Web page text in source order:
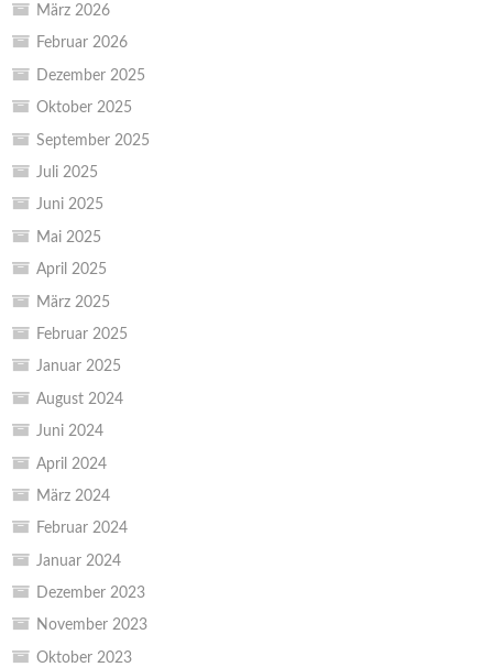
März 2026
Februar 2026
Dezember 2025
Oktober 2025
September 2025
Juli 2025
Juni 2025
Mai 2025
April 2025
März 2025
Februar 2025
Januar 2025
August 2024
Juni 2024
April 2024
März 2024
Februar 2024
Januar 2024
Dezember 2023
November 2023
Oktober 2023